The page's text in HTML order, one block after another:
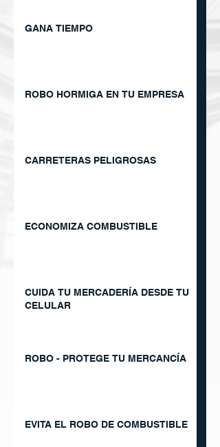
GANA TIEMPO
ROBO HORMIGA EN TU EMPRESA
CARRETERAS PELIGROSAS
ECONOMIZA COMBUSTIBLE
CUIDA TU MERCADERÍA DESDE TU
CELULAR
ROBO - PROTEGE TU MERCANCÍA
EVITA EL ROBO DE COMBUSTIBLE